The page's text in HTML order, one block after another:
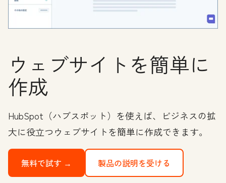
ウェブサイトを簡単に
作成
HubSpot（ハブスポット）を使えば、ビジネスの拡
大に役立つウェブサイトを簡単に作成できます。
無料で試す → 製品の説明を受ける